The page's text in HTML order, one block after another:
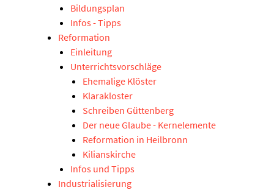
Bildungsplan
Infos - Tipps
Reformation
Einleitung
Unterrichtsvorschläge
Ehemalige Klöster
Klarakloster
Schreiben Güttenberg
Der neue Glaube - Kernelemente
Reformation in Heilbronn
Kilianskirche
Infos und Tipps
Industrialisierung